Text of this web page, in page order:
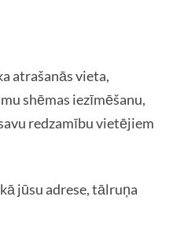
atrašanās vieta,
shēmas iezīmēšanu,
redzamību vietējiem
jūsu adrese, tālruņa